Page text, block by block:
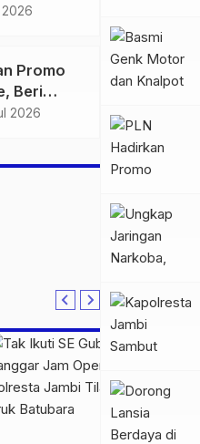
Blue,
2026
Promo
Beri
Daya
2026